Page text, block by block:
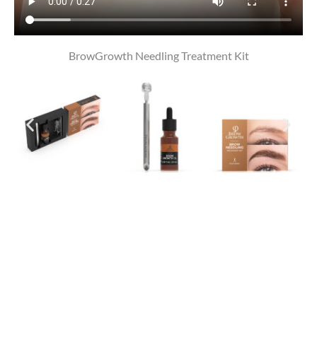
BrowGrowth Needling Treatment Kit